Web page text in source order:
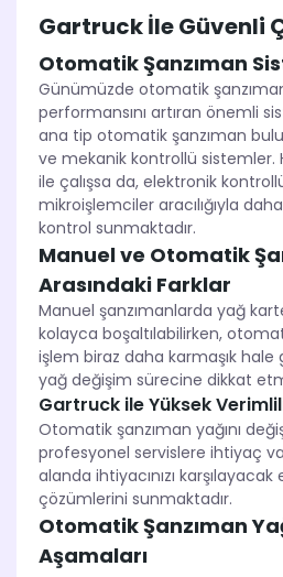
Gartruck İle Güvenli
Otomatik Şanzıman
Günümüzde otomatik
performansını artıran önemli
ana tip otomatik şanzıman
ve mekanik kontrollü sistemler.
ile çalışsa da, elektronik
mikroişlemciler aracılığıyla
kontrol sunmaktadır.
Manuel ve Otomatik
Arasındaki Farklar
Manuel şanzımanlarda yağ
kolayca boşaltılabilirken,
işlem biraz daha karmaşık hale
yağ değişim sürecine dikkat
Gartruck ile Yüksek
Otomatik şanzıman yağını
profesyonel servislere ihtiyaç
alanda ihtiyacınızı
çözümlerini sunmaktadır.
Otomatik Şanzıman
Aşamaları